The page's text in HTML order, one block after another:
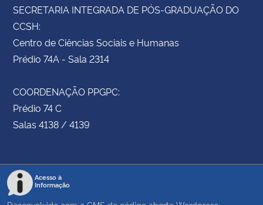
SECRETARIA INTEGRADA DE PÓS-GRADUAÇÃO DO
CCSH:
Centro de Ciências Sociais e Humanas
Prédio 74A - Sala 2314
COORDENAÇÃO PPGPC:
Prédio 74 C
Salas 4138 / 4139
Acesso à
Informação